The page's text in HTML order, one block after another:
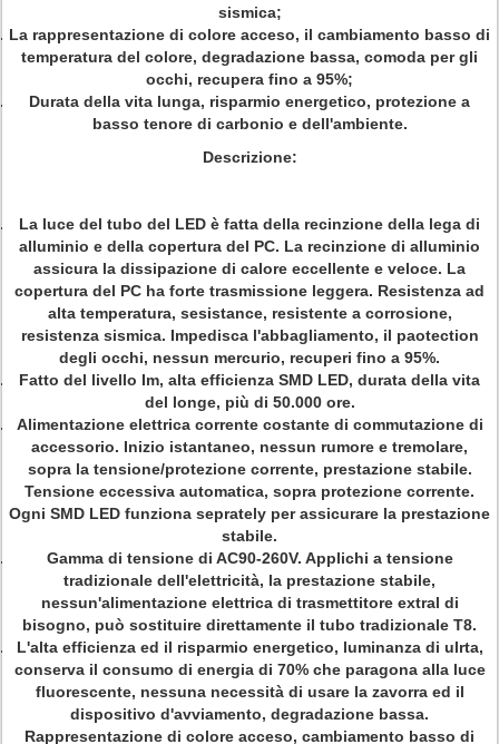
sismica;
La rappresentazione di colore acceso, il cambiamento basso di
temperatura del colore, degradazione bassa, comoda per gli
occhi, recupera fino a 95%;
Durata della vita lunga, risparmio energetico, protezione a
basso tenore di carbonio e dell'ambiente.
Descrizione:
La luce del tubo del LED è fatta della recinzione della lega di
alluminio e della copertura del PC. La recinzione di alluminio
assicura la dissipazione di calore eccellente e veloce. La
copertura del PC ha forte trasmissione leggera. Resistenza ad
alta temperatura, sesistance, resistente a corrosione,
resistenza sismica. Impedisca l'abbagliamento, il paotection
degli occhi, nessun mercurio, recuperi fino a 95%.
Fatto del livello Im, alta efficienza SMD LED, durata della vita
del longe, più di 50.000 ore.
Alimentazione elettrica corrente costante di commutazione di
accessorio. Inizio istantaneo, nessun rumore e tremolare,
sopra la tensione/protezione corrente, prestazione stabile.
Tensione eccessiva automatica, sopra protezione corrente.
Ogni SMD LED funziona seprately per assicurare la prestazione
stabile.
Gamma di tensione di AC90-260V. Applichi a tensione
tradizionale dell'elettricità, la prestazione stabile,
nessun'alimentazione elettrica di trasmettitore extral di
bisogno, può sostituire direttamente il tubo tradizionale T8.
L'alta efficienza ed il risparmio energetico, luminanza di ulrta,
conserva il consumo di energia di 70% che paragona alla luce
fluorescente, nessuna necessità di usare la zavorra ed il
dispositivo d'avviamento, degradazione bassa.
Rappresentazione di colore acceso, cambiamento basso di